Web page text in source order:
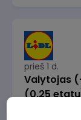
prieš 1 d.
Valytojas
(0,25